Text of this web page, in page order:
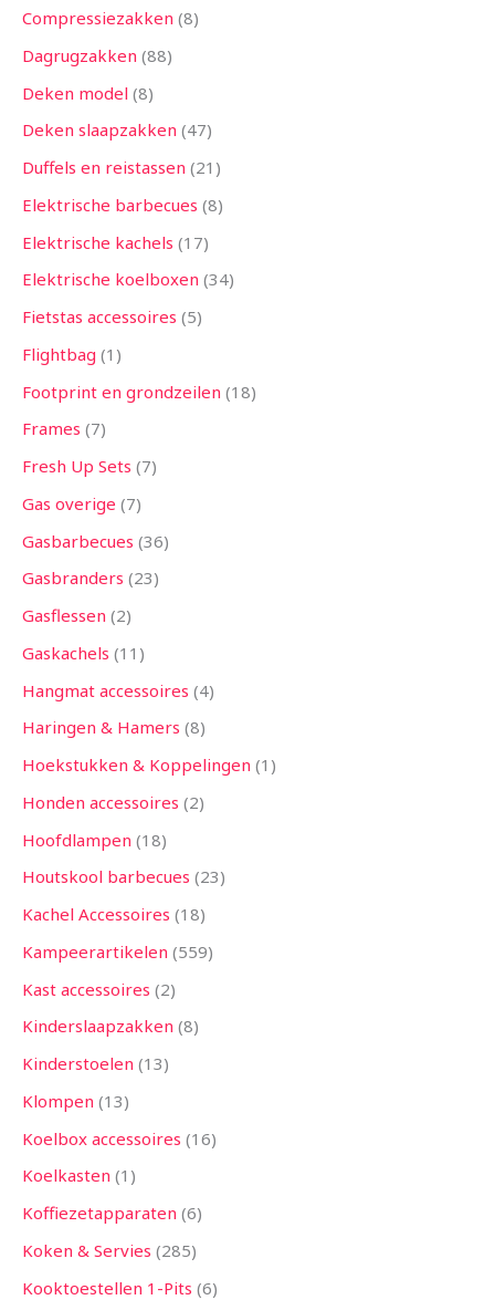
Compressiezakken 8
Dagrugzakken 88
Deken model 8
Deken slaapzakken 47
Duffels en reistassen 21
Elektrische barbecues 8
Elektrische kachels 17
Elektrische koelboxen 34
Fietstas accessoires 5
Flightbag 1
Footprint en grondzeilen 18
Frames 7
Fresh Up Sets 7
Gas overige 7
Gasbarbecues 36
Gasbranders 23
Gasflessen 2
Gaskachels 11
Hangmat accessoires 4
Haringen & Hamers 8
Hoekstukken & Koppelingen 1
Honden accessoires 2
Hoofdlampen 18
Houtskool barbecues 23
Kachel Accessoires 18
Kampeerartikelen 559
Kast accessoires 2
Kinderslaapzakken 8
Kinderstoelen 13
Klompen 13
Koelbox accessoires 16
Koelkasten 1
Koffiezetapparaten 6
Koken & Servies 285
Kooktoestellen 1-Pits 6